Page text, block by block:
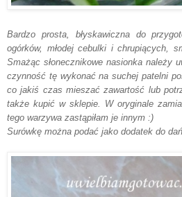
Bardzo prosta, błyskawiczna do
ogórków, młodej cebulki i chrupiących,
Smażąc słonecznikowe nasionka należy
czynność tę wykonać na suchej patelni
co jakiś czas mieszać zawartość lub
także kupić w sklepie. W oryginale
tego warzywa zastąpiłam je innym :)
Surówkę można podać jako dodatek do